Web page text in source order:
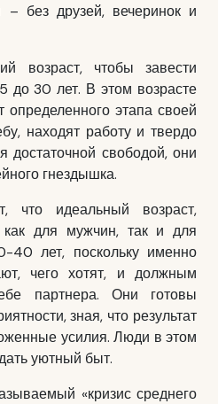
без друзей, вечеринок и
возраст, чтобы завести
до 30 лет. В этом возрасте
этапа своей
находят работу и твердо
достаточной свободой, они
гнездышка.
что идеальный возраст,
для мужчин, так и для
40 лет, поскольку именно
чего хотят, и должным
партнера. Они готовы
зная, что результат
усилия. Люди в этом
уютный быт.
«кризис среднего